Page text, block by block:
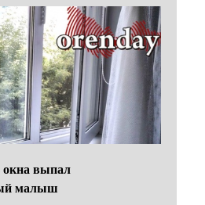
окна выпал
малыш